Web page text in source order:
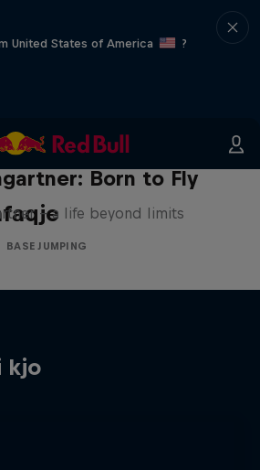
United States of America
?
Born to Fly
– a life beyond limits
BASE JUMPING
kjo